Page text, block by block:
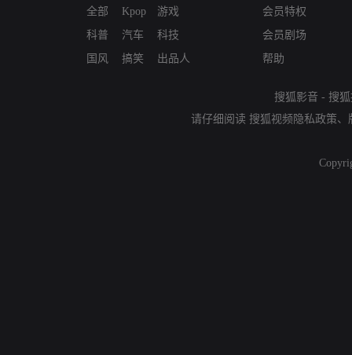
全部
科普
国风
Kpop
汽车
搞笑
游戏
科技
出品人
会员特权
会员剧场
帮助
搜狐影音 - 搜
请仔细阅读 搜狐视频隐私政策、